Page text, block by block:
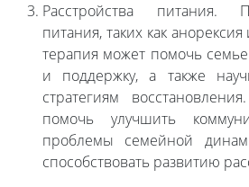
Расстройства питания.
питания, таких как
терапия может помочь
и поддержку, а также
стратегиям
помочь улучшить
проблемы семейной
способствовать развитию